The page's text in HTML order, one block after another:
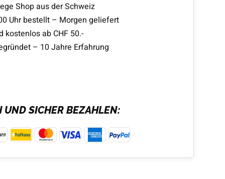
Shop aus der Schweiz
Uhr bestellt – Morgen geliefert
kostenlos ab CHF 50.-
– 10 Jahre Erfahrung
UND SICHER BEZAHLEN: